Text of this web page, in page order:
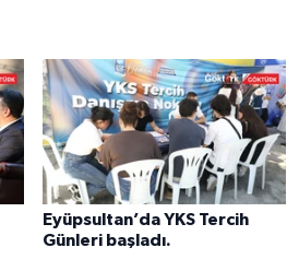
Eyüpsultan’da YKS Tercih
Günleri başladı.